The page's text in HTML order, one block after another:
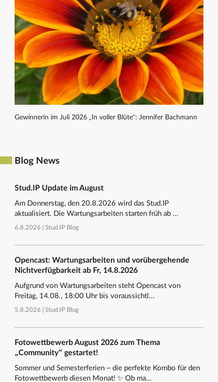
Gewinnerin im Juli 2026 „In voller Blüte“: Jennifer Bachmann
Blog News
Stud.IP Update im August
Am Donnerstag, den 20.8.2026 wird das Stud.IP
aktualisiert. Die Wartungsarbeiten starten früh ab ...
6.8.2026 | Stud.IP Blog
Opencast: Wartungsarbeiten und vorübergehende
Nichtverfügbarkeit ab Fr, 14.8.2026
Aufgrund von Wartungsarbeiten steht Opencast von
Freitag, 14.08., 18:00 Uhr bis voraussichtl...
5.8.2026 | Stud.IP Blog
Fotowettbewerb August 2026 zum Thema
„Community“ gestartet!
Sommer und Semesterferien – die perfekte Kombo für den
Fotowettbewerb diesen Monat! ✨ Ob ma...